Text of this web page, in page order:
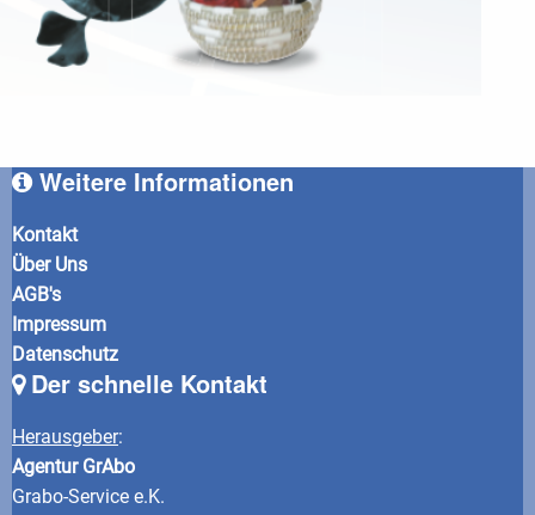
Weitere Informationen
Kontakt
Über Uns
AGB's
Impressum
Datenschutz
Der schnelle Kontakt
Herausgeber:
Agentur GrAbo
Grabo-Service e.K.